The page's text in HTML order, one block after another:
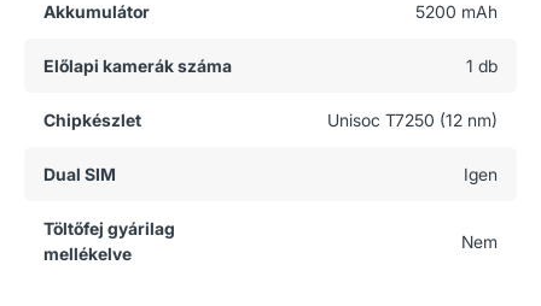
Akkumulátor 5200 mAh
Előlapi kamerák száma 1 db
Chipkészlet Unisoc T7250 (12 nm)
Dual SIM Igen
Töltőfej gyárilag
mellékelve
Nem